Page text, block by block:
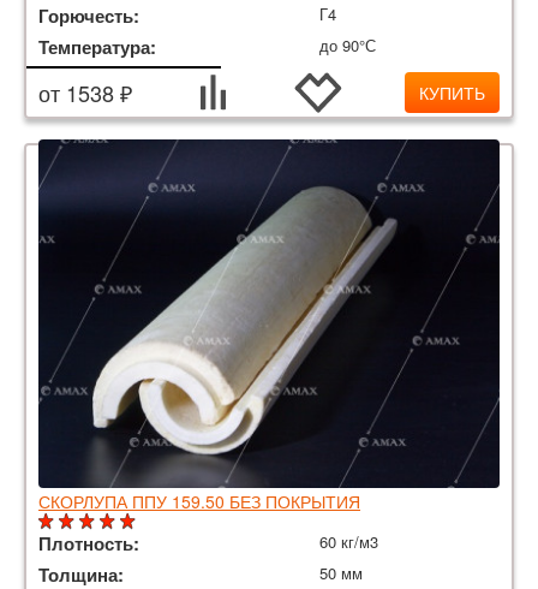
Горючесть: Г4
Температура: до 90°С
от 1538 ₽ КУПИТЬ
СКОРЛУПА ППУ 159.50 БЕЗ ПОКРЫТИЯ
Плотность: 60 кг/м3
Толщина: 50 мм